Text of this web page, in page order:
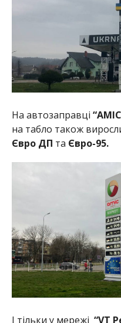
На автозаправці
на табло також
Євро ДП та Євро-95.
І тільки у мережі “VT